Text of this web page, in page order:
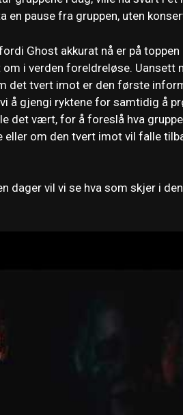
en pause fra gruppen, uten
Ghost akkurat nå er på
i verden foreldreløse. Uansett
det tvert imot er den første
å gjengi ryktene for samtidig å
det vært, for å foreslå hva
om den tvert imot vil falle
dager vil vi se hva som skjer i